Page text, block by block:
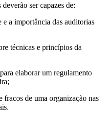
ser capazes de:
e a importância das auditorias
técnicas e princípios da
elaborar um regulamento
de uma organização nas